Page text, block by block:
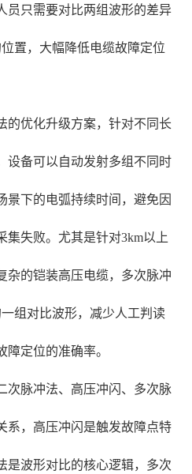
员只需要对比两组波形的差异
置，大幅降低电缆故障定位
的优化升级方案，针对不同长
设备可以自动发射多组不同时
景下的电弧持续时间，避免因
集失败。尤其是针对3km以上
杂的铠装高压电缆，多次脉冲
组对比波形，减少人工判读
障定位的准确率。
次脉冲法、高压冲闪、多次脉
系，高压冲闪是触发故障点特
是波形对比的核心逻辑，多次